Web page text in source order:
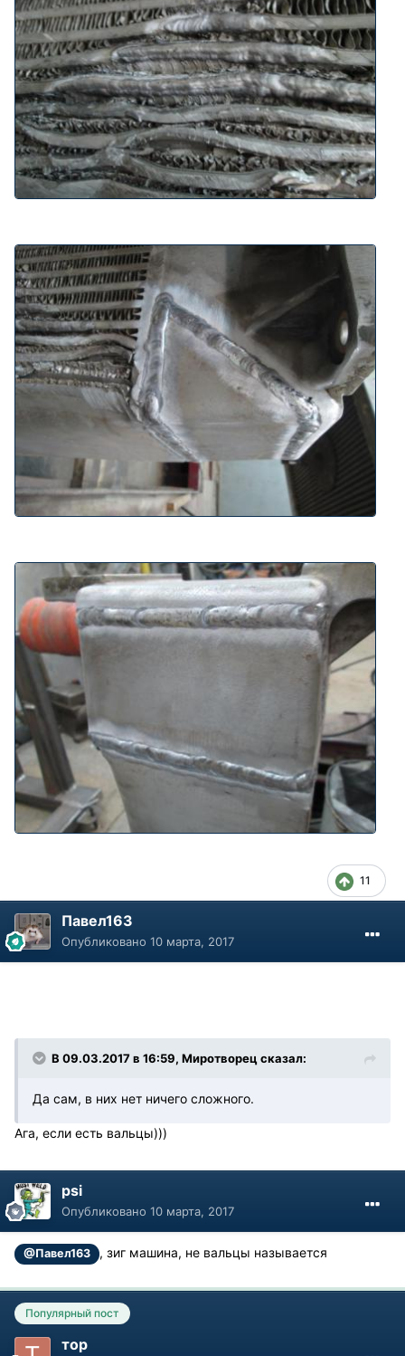
11
Павел163
Опубликовано 10 марта, 2017
В 09.03.2017 в 16:59, Миротворец сказал:
Да сам, в них нет ничего сложного.
Ага, если есть вальцы)))
psi
Опубликовано 10 марта, 2017
@Павел163 , зиг машина, не вальцы называется
Популярный пост
тор